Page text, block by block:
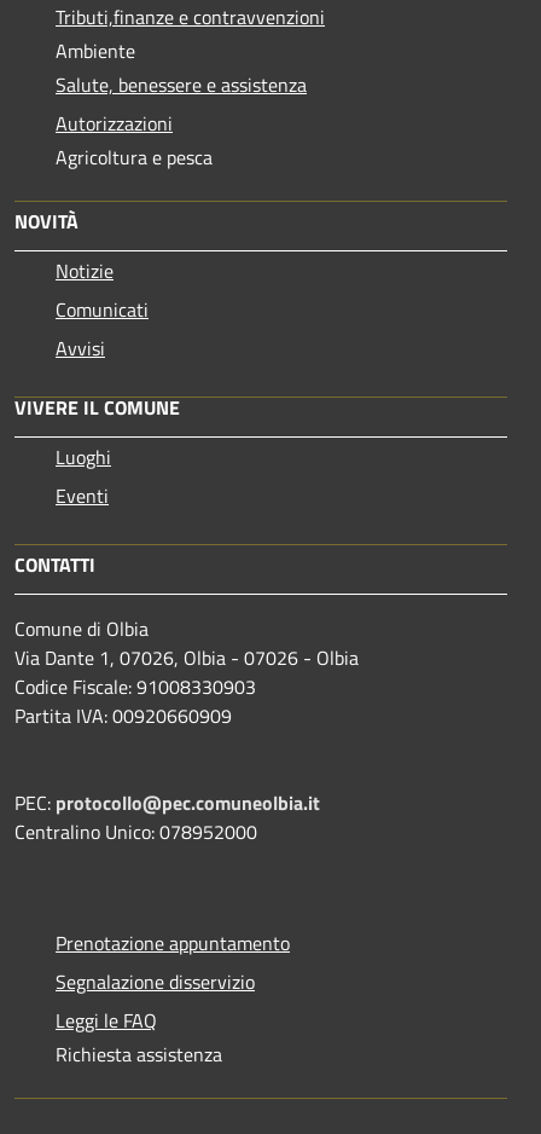
Tributi,finanze e contravvenzioni
Ambiente
Salute, benessere e assistenza
Autorizzazioni
Agricoltura e pesca
NOVITÀ
Notizie
Comunicati
Avvisi
VIVERE IL COMUNE
Luoghi
Eventi
CONTATTI
Comune di Olbia
Via Dante 1, 07026, Olbia - 07026 - Olbia
Codice Fiscale: 91008330903
Partita IVA: 00920660909
PEC: protocollo@pec.comuneolbia.it
Centralino Unico: 078952000
Prenotazione appuntamento
Segnalazione disservizio
Leggi le FAQ
Richiesta assistenza